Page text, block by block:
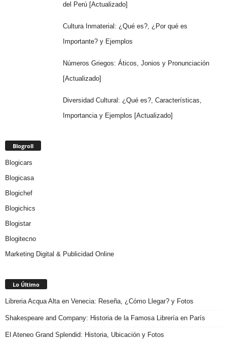
del Perú [Actualizado]
Cultura Inmaterial: ¿Qué es?, ¿Por qué es
Importante? y Ejemplos
Números Griegos: Áticos, Jonios y Pronunciación
[Actualizado]
Diversidad Cultural: ¿Qué es?, Características,
Importancia y Ejemplos [Actualizado]
Blogroll
Blogicars
Blogicasa
Blogichef
Blogichics
Blogistar
Blogitecno
Marketing Digital & Publicidad Online
Lo Último
Libreria Acqua Alta en Venecia: Reseña, ¿Cómo Llegar? y Fotos
Shakespeare and Company: Historia de la Famosa Librería en París
El Ateneo Grand Splendid: Historia, Ubicación y Fotos